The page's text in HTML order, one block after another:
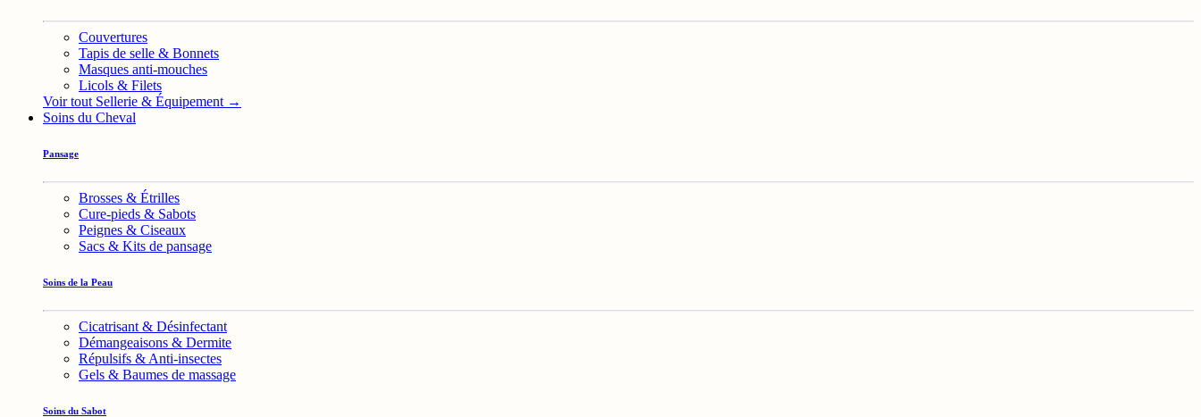
Couvertures
Tapis de selle & Bonnets
Masques anti-mouches
Licols & Filets
Voir tout Sellerie & Équipement →
Soins du Cheval
Pansage
Brosses & Étrilles
Cure-pieds & Sabots
Peignes & Ciseaux
Sacs & Kits de pansage
Soins de la Peau
Cicatrisant & Désinfectant
Démangeaisons & Dermite
Répulsifs & Anti-insectes
Gels & Baumes de massage
Soins du Sabot